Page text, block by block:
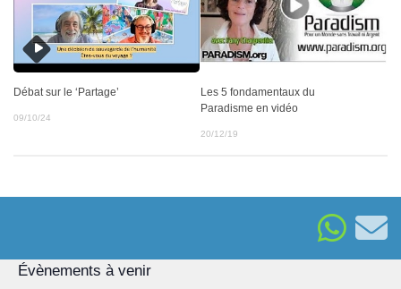
Débat sur le ‘Partage’
09/10/24
Les 5 fondamentaux du
Paradisme en vidéo
20/12/19
Évènements à venir